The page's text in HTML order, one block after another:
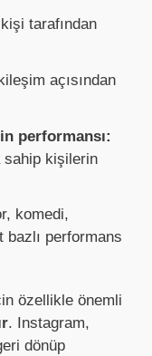
tarafından
açısından
performansı:
sahip kişilerin
komedi,
performans
özellikle önemli
. Instagram,
dönüp